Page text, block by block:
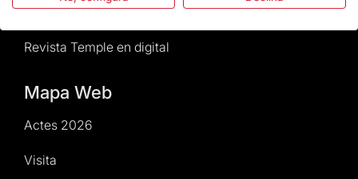
Actes2026
Revista Temple en digital
Mapa Web
Actes 2026
Visita